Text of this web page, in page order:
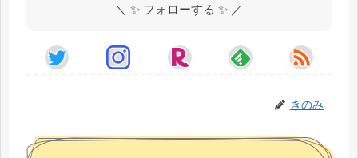
＼ ✨ フォローする ✨ ／
きのみ